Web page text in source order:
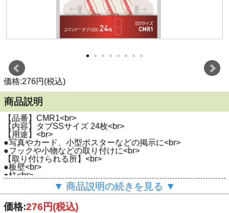
価格:276円(税込)
商品説明
【品番】CMR1<br>
【内容】タブSSサイズ 24枚<br>
【用途】<br>
●写真やカード、小型ポスターなどの掲示に<br>
●フックや小物などの取り付けに<br>
【取り付けられる所】<br>
●板壁<br>
●柱<br>
●家具・机 (木・スチール製) <br>
●ステンレス<br>
●冷蔵庫などの金属塗装面<br>
●粘着タブよりも大きい タイル<br>
▼ 商品説明の続きを見る ▼
価格:276円(税込)